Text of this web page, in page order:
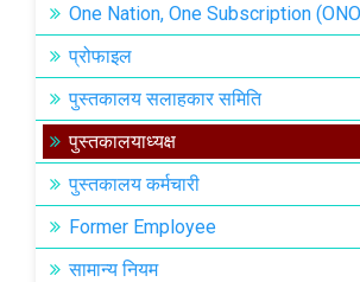
One Nation, One Subscription
प्रोफाइल
पुस्तकालय सलाहकार समिति
पुस्तकालयाध्यक्ष
पुस्तकालय कर्मचारी
Former Employee
सामान्य नियम